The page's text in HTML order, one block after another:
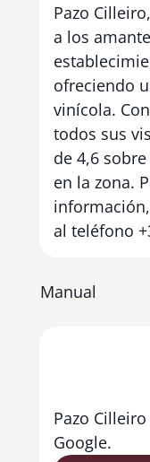
Pazo
a los
ofreciendo
vinícola.
todos sus
de 4,6
en la zona.
al teléfono
Manual
Pazo
Google.